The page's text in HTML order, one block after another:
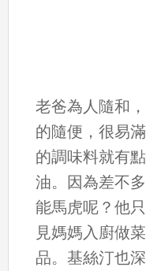
老爸為人隨和
的隨便，很易
的調味料就有
油。因為差不
能馬虎呢？他
見媽媽入廚做
品。基絲汀也